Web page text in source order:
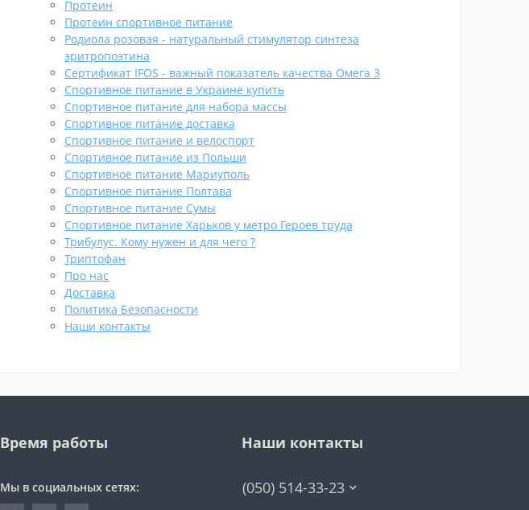
Протеин
Протеин спортивное питание
Родиола розовая - натуральный стимулятор синтеза
эритропоэтина
Сертификат IFOS - важный показатель качества Омега 3
Спортивное питание в Украине купить
Спортивное питание для набора массы
Спортивное питание доставка
Спортивное питание и велоспорт
Спортивное питание из Польши
Спортивное питание Мариуполь
Спортивное питание Полтава
Спортивное питание Сумы
Спортивное питание Харьков у метро Героев труда
Трибулус. Кому нужен и для чего ?
Триптофан
Про нас
Доставка
Политика Безопасности
Наши контакты
Время работы
Мы в социальных сетях:
Наши контакты
(050) 514-33-23